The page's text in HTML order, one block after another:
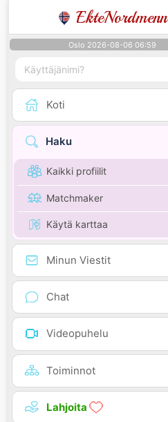
EkteNordmenn
Oslo 2026-08-06 06:59
Koti
Haku
Kaikki profiilit
Matchmaker
Käytä karttaa
Minun Viestit
Chat
Videopuhelu
Toiminnot
Lahjoita